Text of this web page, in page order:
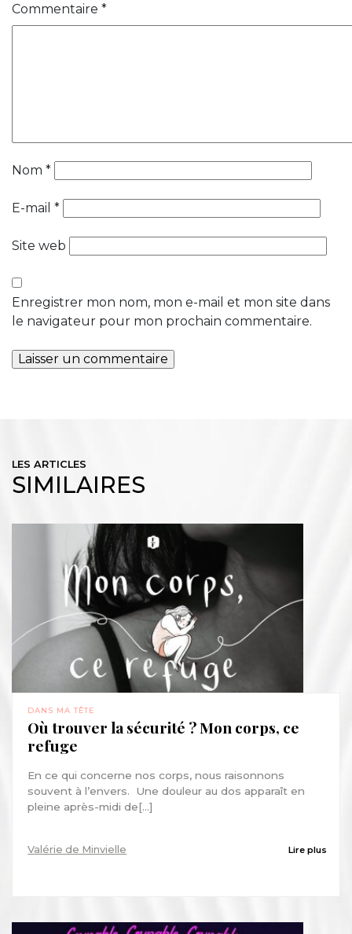
Commentaire *
Nom *
E-mail *
Site web
Enregistrer mon nom, mon e-mail et mon site dans
le navigateur pour mon prochain commentaire.
LES ARTICLES
SIMILAIRES
DANS MA TÊTE
Où trouver la sécurité ? Mon corps, ce
refuge
En ce qui concerne nos corps, nous raisonnons
souvent à l’envers. Une douleur au dos apparaît en
pleine après-midi de[...]
Valérie de Minvielle Lire plus